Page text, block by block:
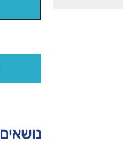
נושאים